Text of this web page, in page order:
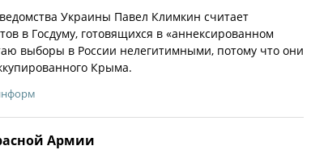
Украины Павел Климкин считает
в Госдуму, готовящихся в «аннексированном
выборы в России нелегитимными, потому что они
Крыма.
Армии